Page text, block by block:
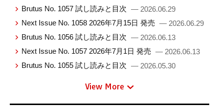
Brutus No. 1057 試し読みと目次 — 2026.06.29
Next Issue No. 1058 2026年7月15日 発売 — 2026.06.29
Brutus No. 1056 試し読みと目次 — 2026.06.13
Next Issue No. 1057 2026年7月1日 発売 — 2026.06.13
Brutus No. 1055 試し読みと目次 — 2026.05.30
View More